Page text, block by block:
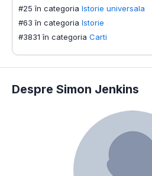
#25 în categoria Istorie universala
#63 în categoria Istorie
#3831 în categoria Carti
Despre Simon Jenkins